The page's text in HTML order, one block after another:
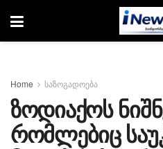
Home საზოგადოება
ზოდიაქოს
რომლებიც